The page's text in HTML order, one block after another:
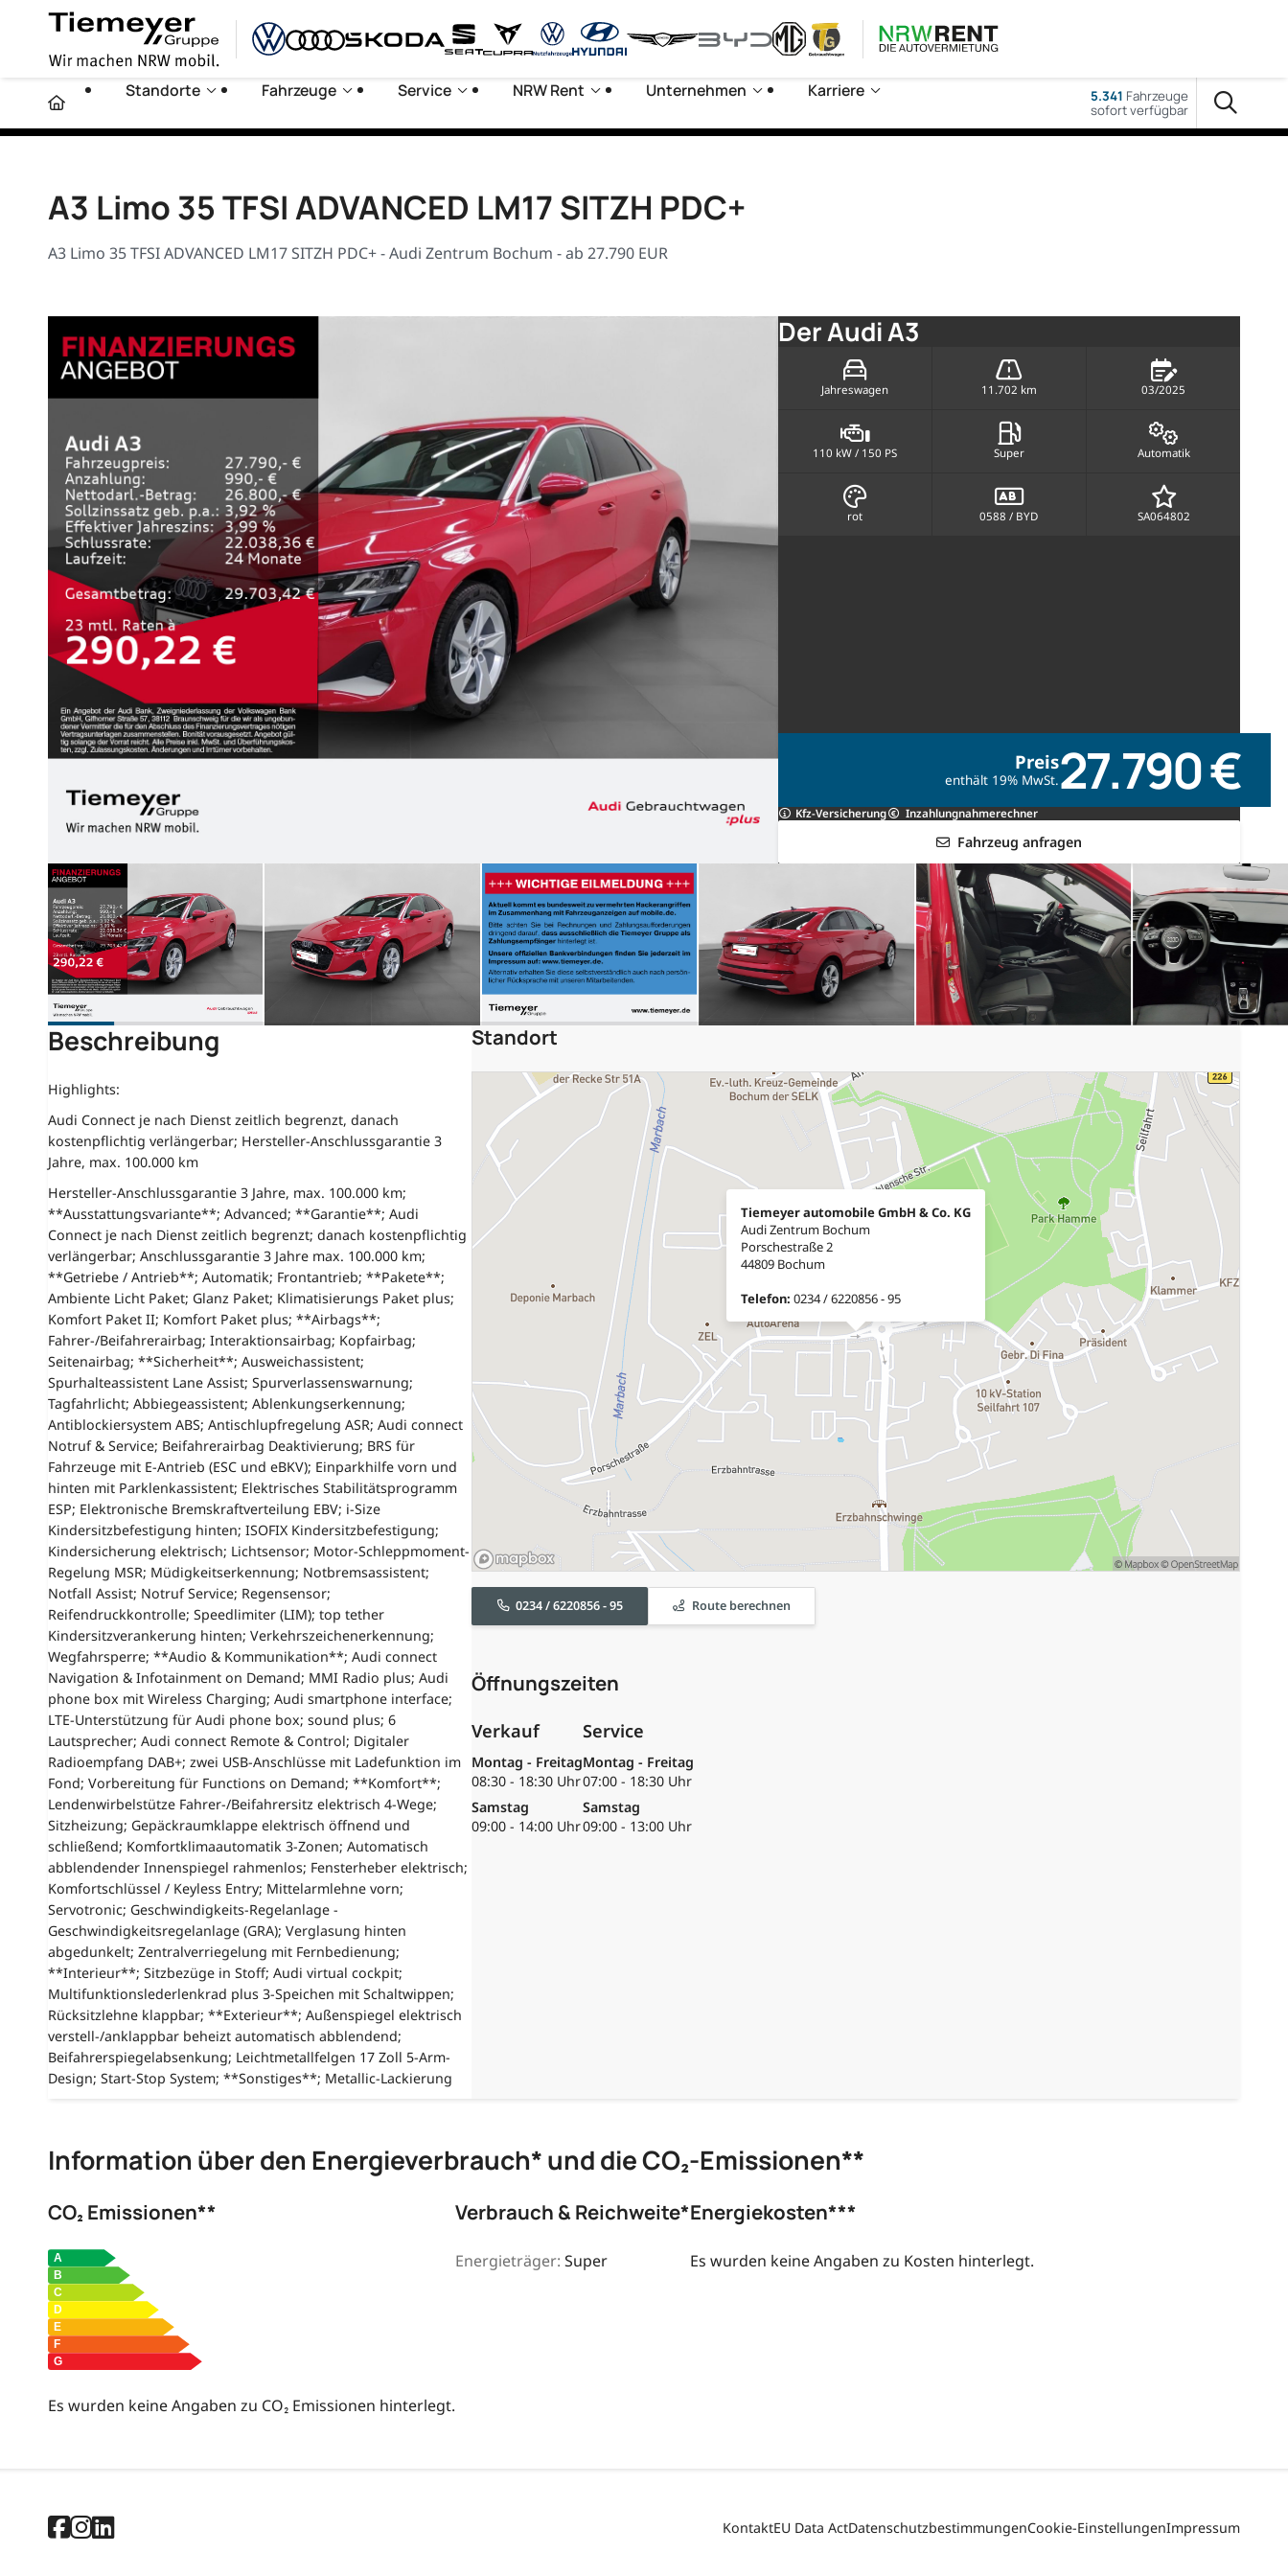
Standorte Fahrzeuge Service NRW Rent Unternehmen Karriere 5.341 Fahrzeuge
sofort verfügbar
A3 Limo 35 TFSI ADVANCED LM17 SITZH PDC+
A3 Limo 35 TFSI ADVANCED LM17 SITZH PDC+ - Audi Zentrum Bochum - ab 27.790 EUR
Der Audi A3
Jahreswagen 11.702 km 03/2025
110 kW / 150 PS Super Automatik
rot 0588 / BYD SA064802
Preis
enthält 19% MwSt.27.790 €
Kfz-Versicherung Inzahlungnahmerechner
Fahrzeug anfragen
Beschreibung
Highlights:
Audi Connect je nach Dienst zeitlich begrenzt, danach
kostenpflichtig verlängerbar; Hersteller-Anschlussgarantie 3
Jahre, max. 100.000 km
Hersteller-Anschlussgarantie 3 Jahre, max. 100.000 km;
**Ausstattungsvariante**; Advanced; **Garantie**; Audi
Connect je nach Dienst zeitlich begrenzt; danach kostenpflichtig
verlängerbar; Anschlussgarantie 3 Jahre max. 100.000 km;
**Getriebe / Antrieb**; Automatik; Frontantrieb; **Pakete**;
Ambiente Licht Paket; Glanz Paket; Klimatisierungs Paket plus;
Komfort Paket II; Komfort Paket plus; **Airbags**;
Fahrer-/Beifahrerairbag; Interaktionsairbag; Kopfairbag;
Seitenairbag; **Sicherheit**; Ausweichassistent;
Spurhalteassistent Lane Assist; Spurverlassenswarnung;
Tagfahrlicht; Abbiegeassistent; Ablenkungserkennung;
Antiblockiersystem ABS; Antischlupfregelung ASR; Audi connect
Notruf & Service; Beifahrerairbag Deaktivierung; BRS für
Fahrzeuge mit E-Antrieb (ESC und eBKV); Einparkhilfe vorn und
hinten mit Parklenkassistent; Elektrisches Stabilitätsprogramm
ESP; Elektronische Bremskraftverteilung EBV; i-Size
Kindersitzbefestigung hinten; ISOFIX Kindersitzbefestigung;
Kindersicherung elektrisch; Lichtsensor; Motor-Schleppmoment-
Regelung MSR; Müdigkeitserkennung; Notbremsassistent;
Notfall Assist; Notruf Service; Regensensor;
Reifendruckkontrolle; Speedlimiter (LIM); top tether
Kindersitzverankerung hinten; Verkehrszeichenerkennung;
Wegfahrsperre; **Audio & Kommunikation**; Audi connect
Navigation & Infotainment on Demand; MMI Radio plus; Audi
phone box mit Wireless Charging; Audi smartphone interface;
LTE-Unterstützung für Audi phone box; sound plus; 6
Lautsprecher; Audi connect Remote & Control; Digitaler
Radioempfang DAB+; zwei USB-Anschlüsse mit Ladefunktion im
Fond; Vorbereitung für Functions on Demand; **Komfort**;
Lendenwirbelstütze Fahrer-/Beifahrersitz elektrisch 4-Wege;
Sitzheizung; Gepäckraumklappe elektrisch öffnend und
schließend; Komfortklimaautomatik 3-Zonen; Automatisch
abblendender Innenspiegel rahmenlos; Fensterheber elektrisch;
Komfortschlüssel / Keyless Entry; Mittelarmlehne vorn;
Servotronic; Geschwindigkeits-Regelanlage -
Geschwindigkeitsregelanlage (GRA); Verglasung hinten
abgedunkelt; Zentralverriegelung mit Fernbedienung;
**Interieur**; Sitzbezüge in Stoff; Audi virtual cockpit;
Multifunktionslederlenkrad plus 3-Speichen mit Schaltwippen;
Rücksitzlehne klappbar; **Exterieur**; Außenspiegel elektrisch
verstell-/anklappbar beheizt automatisch abblendend;
Beifahrerspiegelabsenkung; Leichtmetallfelgen 17 Zoll 5-Arm-
Design; Start-Stop System; **Sonstiges**; Metallic-Lackierung
Standort
Tiemeyer automobile GmbH & Co. KG
Audi Zentrum Bochum
Porschestraße 2
44809 Bochum
Telefon: 0234 / 6220856 - 95
0234 / 6220856 - 95 Route berechnen
Öffnungszeiten
Verkauf
Montag - Freitag
08:30 - 18:30 Uhr
Samstag
09:00 - 14:00 Uhr
Service
Montag - Freitag
07:00 - 18:30 Uhr
Samstag
09:00 - 13:00 Uhr
Information über den Energieverbrauch* und die CO₂-Emissionen**
CO₂ Emissionen**
Es wurden keine Angaben zu CO₂ Emissionen hinterlegt.
Verbrauch & Reichweite*
Energieträger: Super
Energiekosten***
Es wurden keine Angaben zu Kosten hinterlegt.
KontaktEU Data ActDatenschutzbestimmungenCookie-EinstellungenImpressum